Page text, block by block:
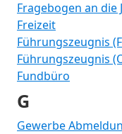
Fragebogen an die
Freizeit
Führungszeugnis
Führungszeugnis
Fundbüro
G
Gewerbe